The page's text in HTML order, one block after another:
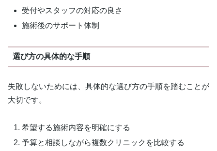
受付やスタッフの対応の良さ
施術後のサポート体制
選び方の具体的な手順
失敗しないためには、具体的な選び方の手順を踏むことが
大切です。
希望する施術内容を明確にする
予算と相談しながら複数クリニックを比較する